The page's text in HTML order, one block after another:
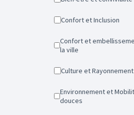
Confort et Inclusion
Confort et embellissement de
la ville
Culture et Rayonnement
Environnement et Mobilités
douces